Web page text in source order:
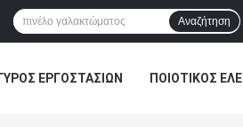
Αναζήτηση
ΓΎΡΟΣ ΕΡΓΟΣΤΑΣΊΩΝ ΠΟΙΟΤΙΚΌΣ